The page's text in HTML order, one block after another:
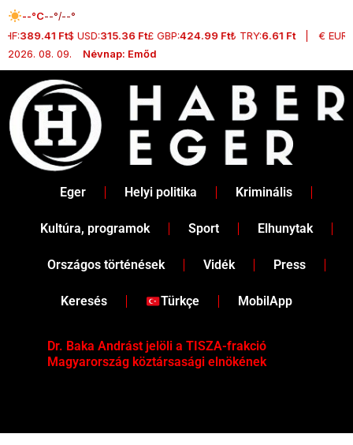
Skip
to
content
--°C--°/--°
389.41 Ft$ USD:315.36 Ft£ GBP:424.99 Ft₺ TRY:6.61 Ft| € EUR:
2026. 08. 09.
Névnap: Emőd
Eger Helyi politika Kriminális
Kultúra, programok Sport Elhunytak
Országos történések Vidék Press
Keresés Türkçe MobilApp
Dr. Baka Andrást jelöli a TISZA-frakció
Magyarország köztársasági elnökének